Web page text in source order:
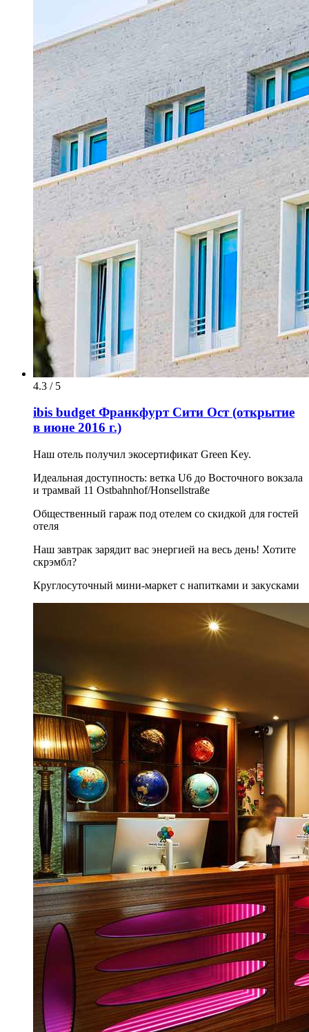
4.3 / 5
ibis budget Франкфурт Сити Ост (открытие
в июне 2016 г.)
Наш отель получил экосертификат Green Key.
Идеальная доступность: ветка U6 до Восточного вокзала
и трамвай 11 Ostbahnhof/Honsellstraße
Общественный гараж под отелем со скидкой для гостей
отеля
Наш завтрак зарядит вас энергией на весь день! Хотите
скрэмбл?
Круглосуточный мини-маркет с напитками и закусками